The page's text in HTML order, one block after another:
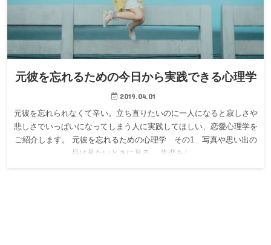
元彼を忘れるための今日から実践できる心理学
2019.04.01
元彼を忘れられなくて辛い。立ち直りたいのに一人になると寂しさや
悲しさでいっぱいになってしまう人に実践してほしい、恋愛心理学を
ご紹介します。 元彼を忘れるための心理学 その1 写真や思い出の
品は見たいときに見る。 失恋をし…